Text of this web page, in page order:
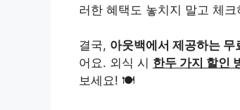
러한 혜택도 놓치지 말고 체
결국, 아웃백에서 제공하는
어요. 외식 시 한두 가지 할인
보세요! 🍽️